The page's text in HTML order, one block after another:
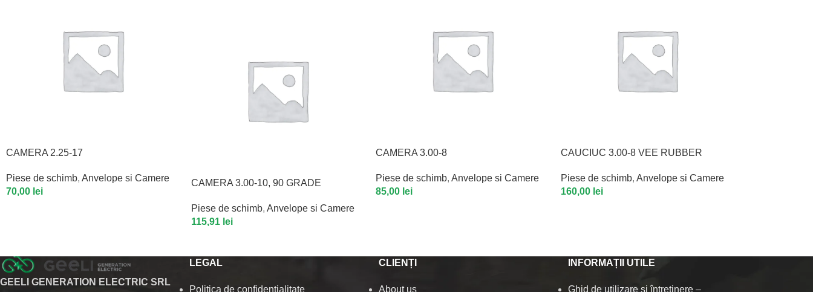
CAMERA 2.25-17
Piese de schimb, Anvelope si Camere
70,00 lei
CAMERA 3.00-10, 90 GRADE
Piese de schimb, Anvelope si Camere
115,91 lei
CAMERA 3.00-8
Piese de schimb, Anvelope si Camere
85,00 lei
CAUCIUC 3.00-8 VEE RUBBER
Piese de schimb, Anvelope si Camere
160,00 lei
GEELI GENERATION ELECTRIC SRL
LEGAL
Politica de confidenţialitate
CLIENȚI
About us
INFORMAȚII UTILE
Ghid de utilizare și întreținere –